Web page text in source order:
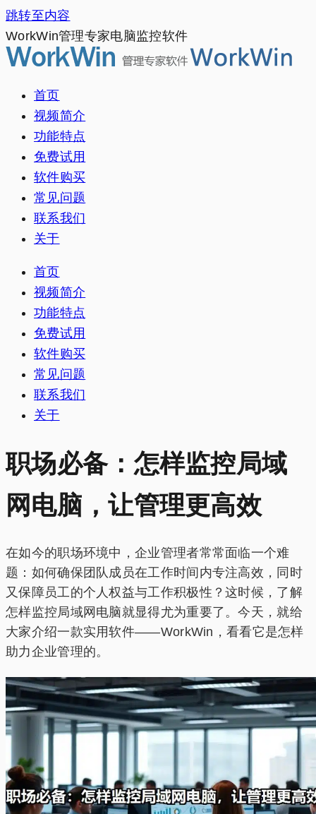
跳转至内容
WorkWin管理专家电脑监控软件
首页
视频简介
功能特点
免费试用
软件购买
常见问题
联系我们
关于
首页
视频简介
功能特点
免费试用
软件购买
常见问题
联系我们
关于
职场必备：怎样监控局域
网电脑，让管理更高效
在如今的职场环境中，企业管理者常常面临一个难
题：如何确保团队成员在工作时间内专注高效，同时
又保障员工的个人权益与工作积极性？这时候，了解
怎样监控局域网电脑就显得尤为重要了。今天，就给
大家介绍一款实用软件——WorkWin，看看它是怎样
助力企业管理的。